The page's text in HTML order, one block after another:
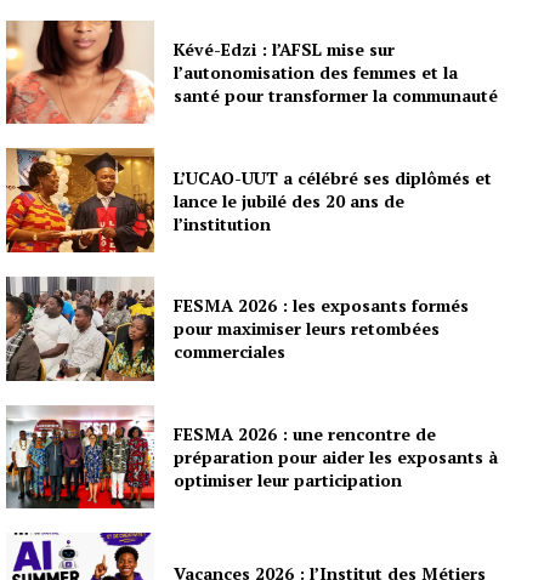
Kévé-Edzi : l’AFSL mise sur
l’autonomisation des femmes et la
santé pour transformer la communauté
L’UCAO-UUT a célébré ses diplômés et
lance le jubilé des 20 ans de
l’institution
FESMA 2026 : les exposants formés
pour maximiser leurs retombées
commerciales
FESMA 2026 : une rencontre de
préparation pour aider les exposants à
optimiser leur participation
Vacances 2026 : l’Institut des Métiers